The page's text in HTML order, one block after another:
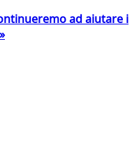
ad aiutare i